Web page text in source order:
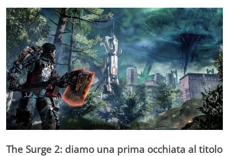
The Surge 2: diamo una prima occhiata al titolo